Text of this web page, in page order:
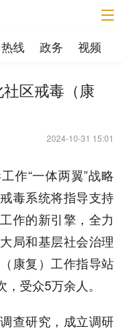
热线 政务 视频
区戒毒（康
2024-10-31 15:01
作“一体两翼”战略
毒系统将指导支持
作的新引擎，全力
局和基层社会治理
康复）工作指导站
受众5万余人。
查研究，成立调研